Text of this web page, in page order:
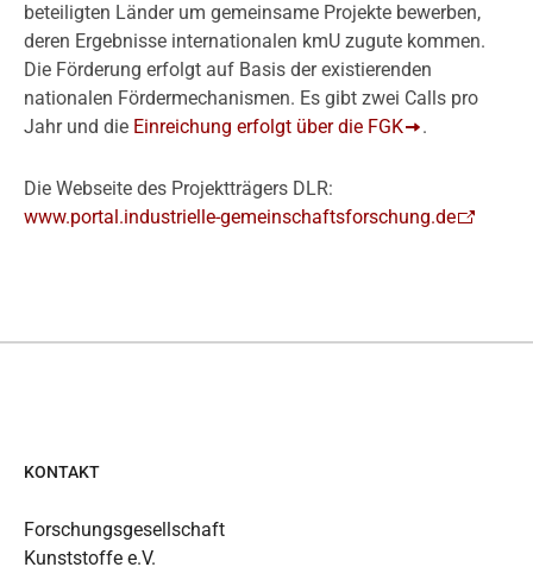
beteiligten Länder um gemeinsame Projekte bewerben,
deren Ergebnisse internationalen kmU zugute kommen.
Die Förderung erfolgt auf Basis der existierenden
nationalen Fördermechanismen. Es gibt zwei Calls pro
Jahr und die Einreichung erfolgt über die FGK .
Die Webseite des Projektträgers DLR:
www.portal.industrielle-gemeinschaftsforschung.de
KONTAKT
Forschungsgesellschaft
Kunststoffe e.V.